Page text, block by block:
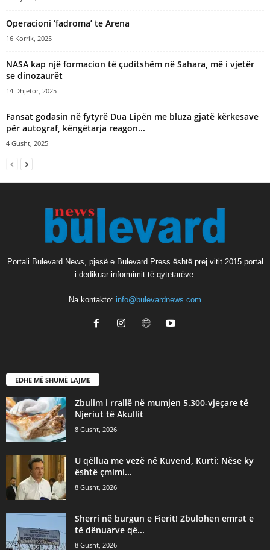
Operacioni ‘fadroma’ te Arena
16 Korrik, 2025
NASA kap një formacion të çuditshëm në Sahara, më i vjetër
se dinozaurët
14 Dhjetor, 2025
Fansat godasin në fytyrë Dua Lipën me bluza gjatë kërkesave
për autograf, këngëtarja reagon...
4 Gusht, 2025
Portali Bulevard News, pjesë e Bulevard Press është prej vitit 2015 portal
i dedikuar informimit të qytetarëve.
Na kontakto: info@bulevardnews.com
EDHE MË SHUMË LAJME
Zbulim i rrallë në mumjen 5.300-vjeçare të
Njeriut të Akullit
8 Gusht, 2026
U qëllua me vezë në Kuvend, Kurti: Nëse ky
është çmimi...
8 Gusht, 2026
Sherri në burgun e Fierit! Zbulohen emrat e
të dënuarve që...
8 Gusht, 2026